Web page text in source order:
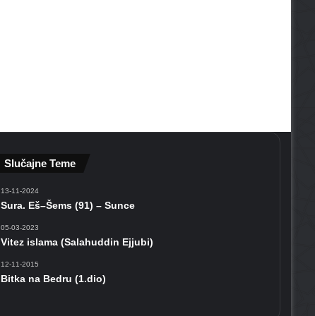
Slučajne Teme
13-11-2024
Sura. Eš–Šems (91) – Sunce
05-03-2023
Vitez islama (Salahuddin Ejjubi)
12-11-2015
Bitka na Bedru (1.dio)